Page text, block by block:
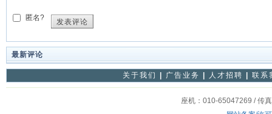
匿名?
发表评论
最新评论
关于我们 广告业务 人才招聘 联系
座机：010-65047269 / 传